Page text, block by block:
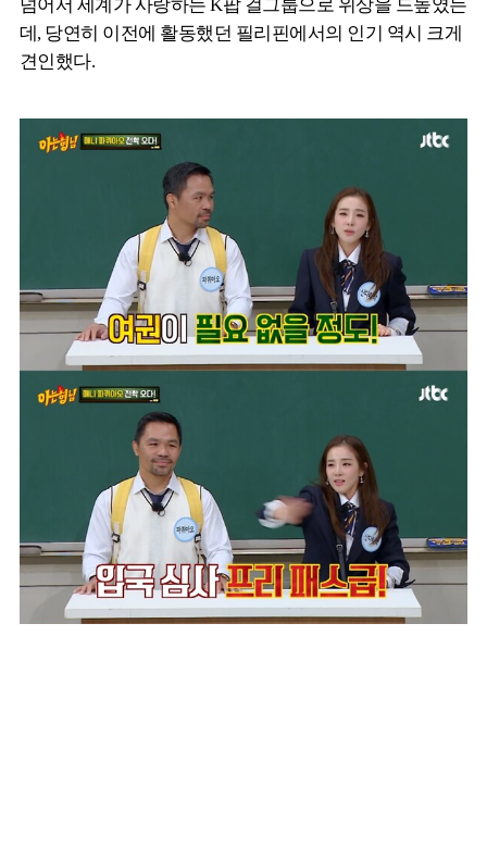
넘어서 세계가 사랑하는 K팝 걸그룹으로 위상을 드높였는
데, 당연히 이전에 활동했던 필리핀에서의 인기 역시 크게
견인했다.